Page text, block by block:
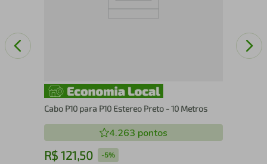
Cabo P10 para P10 Estereo Preto - 10 Metros
4.263 pontos
R$ 121,50 -5%